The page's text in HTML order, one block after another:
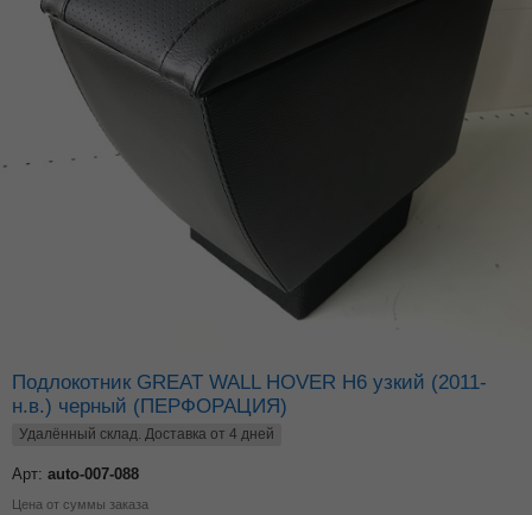
Подлокотник GREAT WALL HOVER H6 узкий (2011-
н.в.) черный (ПЕРФОРАЦИЯ)
Удалённый склад. Доставка от 4 дней
Арт: auto-007-088
Цена от суммы заказа